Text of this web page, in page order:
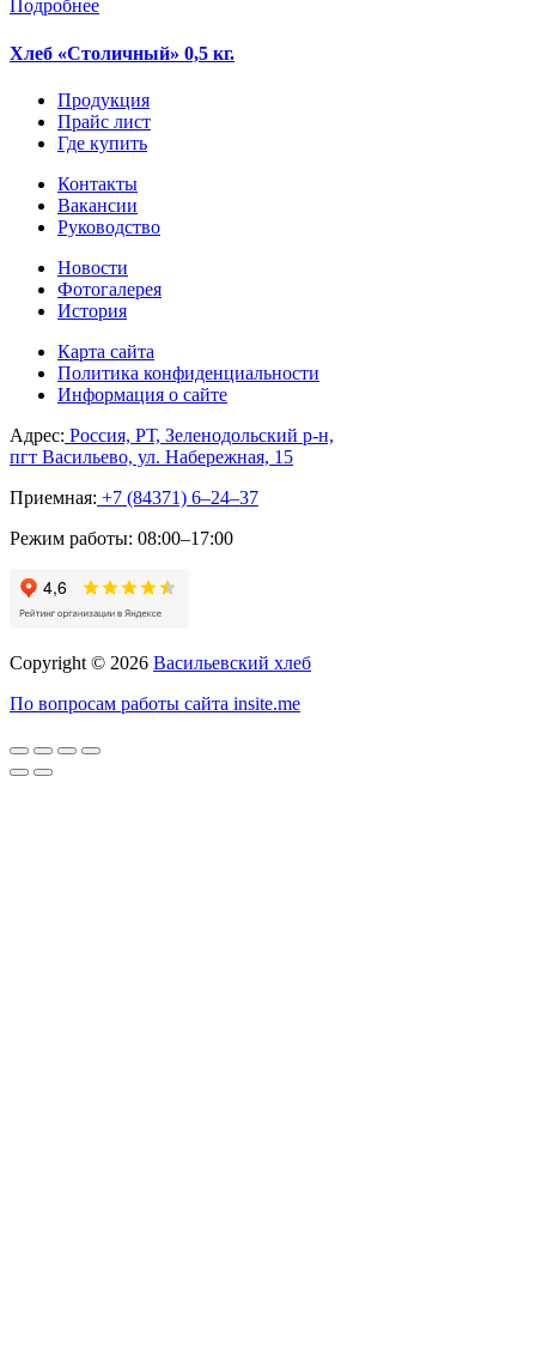
Подробнее
Хлеб «Столичный» 0,5 кг.
Продукция
Прайс лист
Где купить
Контакты
Вакансии
Руководство
Новости
Фотогалерея
История
Карта сайта
Политика конфиденциальности
Информация о сайте
Адрес: Россия, РТ, Зеленодольский р-н,
пгт Васильево, ул. Набережная, 15
Приемная: +7 (84371) 6‒24‒37
Режим работы: 08:00–17:00
Copyright © 2026 Васильевский хлеб
По вопросам работы сайта insite.me